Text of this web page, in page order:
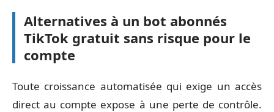
Alternatives à un bot abonnés
TikTok gratuit sans risque pour le
compte
Toute croissance automatisée qui exige un accès
direct au compte expose à une perte de contrôle.